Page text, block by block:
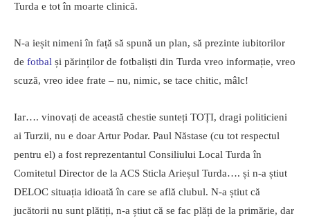
Turda e tot în moarte clinică.
N-a ieșit nimeni în față să spună un plan, să prezinte iubitorilor
de fotbal și părinților de fotbaliști din Turda vreo informație, vreo
scuză, vreo idee frate – nu, nimic, se tace chitic, mâlc!
Iar…. vinovați de această chestie sunteți TOȚI, dragi politicieni
ai Turzii, nu e doar Artur Podar. Paul Năstase (cu tot respectul
pentru el) a fost reprezentantul Consiliului Local Turda în
Comitetul Director de la ACS Sticla Arieșul Turda…. și n-a știut
DELOC situația idioată în care se află clubul. N-a știut că
jucătorii nu sunt plătiți, n-a știut că se fac plăți de la primărie, dar